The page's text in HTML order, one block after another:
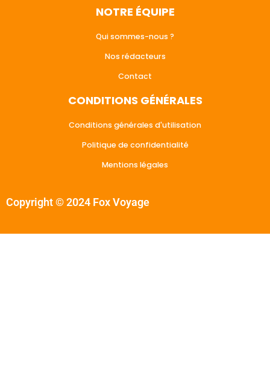
NOTRE ÉQUIPE
Qui sommes-nous ?
Nos rédacteurs
Contact
CONDITIONS GÉNÉRALES
Conditions générales d'utilisation
Politique de confidentialité
Mentions légales
Copyright © 2024 Fox Voyage